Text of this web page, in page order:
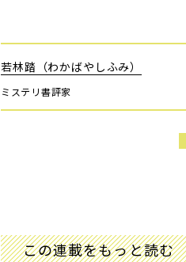
若林踏（わかばやしふみ）
ミステリ書評家
この連載をもっと読む